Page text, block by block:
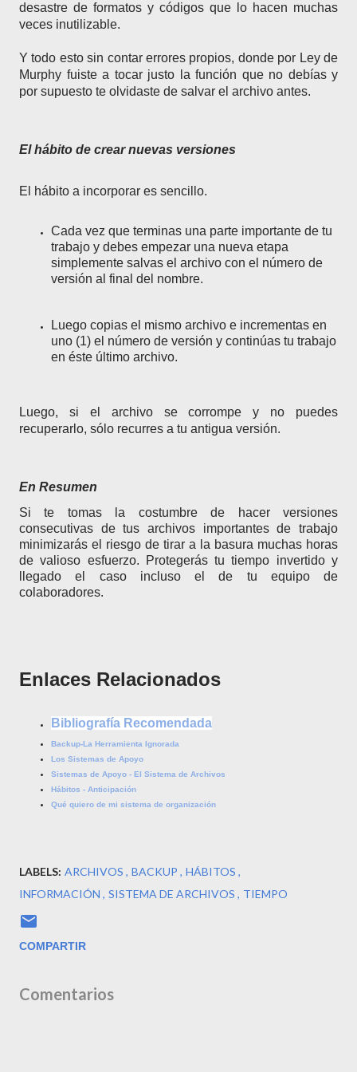
desastre de formatos y códigos que lo hacen muchas
veces inutilizable.
Y todo esto sin contar errores propios, donde por Ley de
Murphy fuiste a tocar justo la función que no debías y
por supuesto te olvidaste de salvar el archivo antes.
El hábito de crear nuevas versiones
El hábito a incorporar es sencillo.
Cada vez que terminas una parte importante de tu
trabajo y debes empezar una nueva etapa
simplemente salvas el archivo con el número de
versión al final del nombre.
Luego copias el mismo archivo e incrementas en
uno (1) el número de versión y continúas tu trabajo
en éste último archivo.
Luego, si el archivo se corrompe y no puedes
recuperarlo, sólo recurres a tu antigua versión.
En Resumen
Si te tomas la costumbre de hacer versiones
consecutivas de tus archivos importantes de trabajo
minimizarás el riesgo de tirar a la basura muchas horas
de valioso esfuerzo. Protegerás tu tiempo invertido y
llegado el caso incluso el de tu equipo de
colaboradores.
Enlaces Relacionados
Bibliografía Recomendada
Backup-La Herramienta Ignorada
Los Sistemas de Apoyo
Sistemas de Apoyo - El Sistema de Archivos
Hábitos - Anticipación
Qué quiero de mi sistema de organización
LABELS: ARCHIVOS BACKUP
HÁBITOS
INFORMACIÓN
SISTEMA DE ARCHIVOS TIEMPO
COMPARTIR
Comentarios